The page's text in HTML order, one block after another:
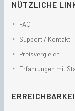
NÜTZLICHE
FAQ
Support / Kontakt
Preisvergleich
Erfahrungen mit